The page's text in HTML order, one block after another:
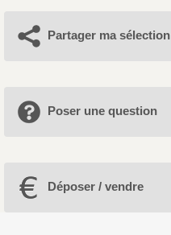
Partager ma sélection
Poser une question
Déposer / vendre